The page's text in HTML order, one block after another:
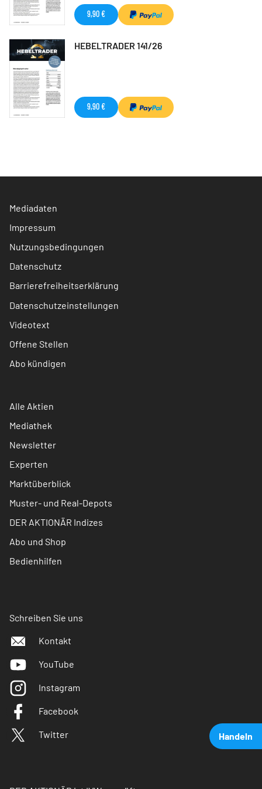
Handeln
9,90 €
HEBELTRADER 141/26
9,90 €
Mediadaten
Impressum
Nutzungsbedingungen
Datenschutz
Barrierefreiheitserklärung
Datenschutzeinstellungen
Videotext
Offene Stellen
Abo kündigen
Alle Aktien
Mediathek
Newsletter
Experten
Marktüberblick
Muster- und Real-Depots
DER AKTIONÄR Indizes
Abo und Shop
Bedienhilfen
Schreiben Sie uns
Kontakt
YouTube
Instagram
Facebook
Twitter